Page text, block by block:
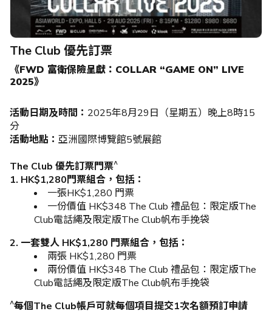
The Club 優先訂票
《FWD 富衛保險呈獻：COLLAR “GAME ON” LIVE
2025》
活動日期及時間： 2025年8月29日（星期五）晚上8時15
分
活動地點： 亞洲國際博覽館5號展館
The Club 優先訂票門票^
1. HK$1,280門票組合，包括：
一張HK$1,280 門票
一份價值 HK$348 The Club 禮品包：限定版The
Club電話繩及限定版The Club帆布手挽袋
2. 一套雙人 HK$1,280 門票組合，包括：
兩張 HK$1,280 門票
兩份價值 HK$348 The Club 禮品包：限定版The
Club電話繩及限定版The Club帆布手挽袋
^每個The Club帳戶可就每個項目提交1次名額預訂申請